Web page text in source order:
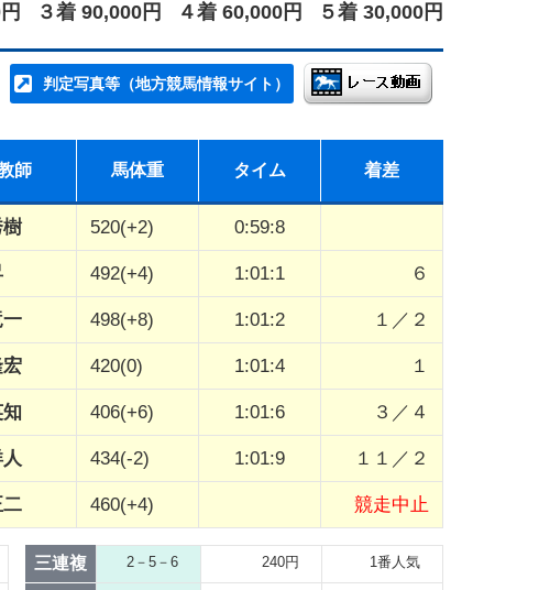
３着 90,000円 ４着 60,000円 ５着 30,000円
判定写真等（地方競馬情報サイト）
師 馬体重 タイム 着差
520(+2) 0:59:8
492(+4) 1:01:1 ６
一 498(+8) 1:01:2 １／２
420(0) 1:01:4 １
406(+6) 1:01:6 ３／４
434(-2) 1:01:9 １１／２
二 460(+4) 競走中止
三連複 2－5－6 240円 1番人気